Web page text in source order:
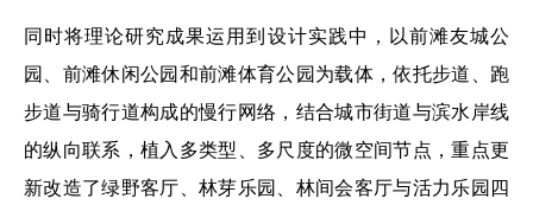
同时将理论研究成果运用到设计实践中，以前滩友城公
园、前滩休闲公园和前滩体育公园为载体，依托步道、跑
步道与骑行道构成的慢行网络，结合城市街道与滨水岸线
的纵向联系，植入多类型、多尺度的微空间节点，重点更
新改造了绿野客厅、林芽乐园、林间会客厅与活力乐园四